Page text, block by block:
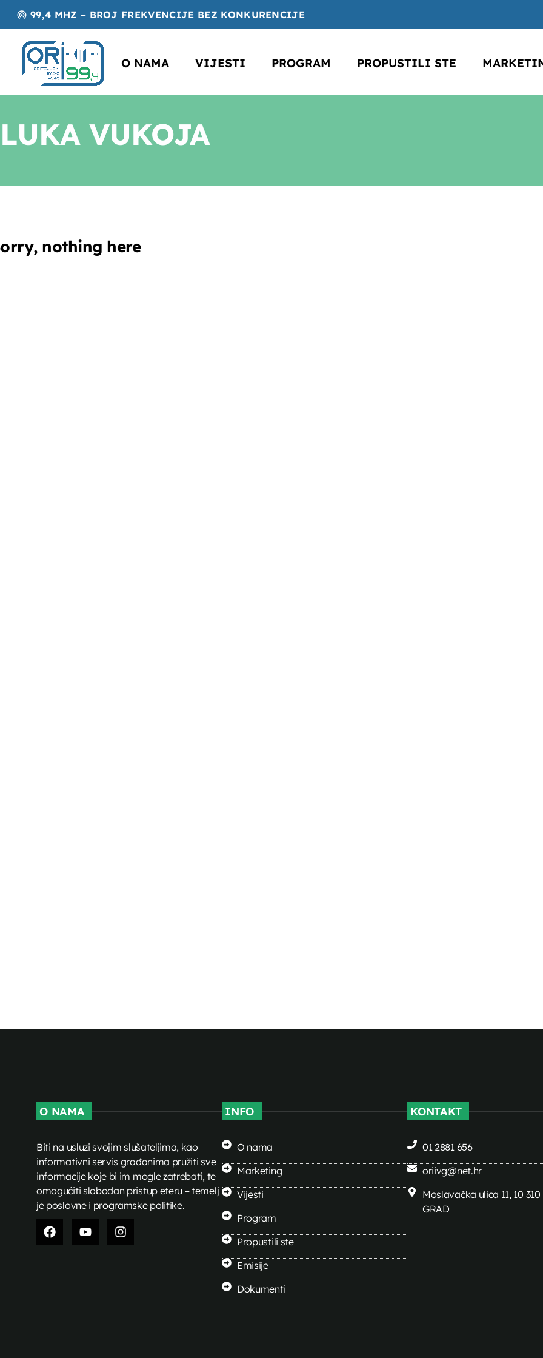
wifi_tethering 99,4 MHZ – BROJ FREKVENCIJE BEZ KONKURENCIJE
O NAMA VIJESTI PROGRAM PROPUSTILI STE
LUKA VUKOJA
nothing here
O NAMA
Biti na usluzi svojim slušateljima, kao
informativni servis građanima pružiti sve
informacije koje bi im mogle zatrebati, te
omogućiti slobodan pristup eteru – temelj
je poslovne i programske politike.
INFO
O nama
Marketing
Vijesti
Program
Propustili ste
Emisije
Dokumenti
KONTAKT
01 2881 656
oriivg@net.hr
Moslavačka ulica 11, 10
GRAD